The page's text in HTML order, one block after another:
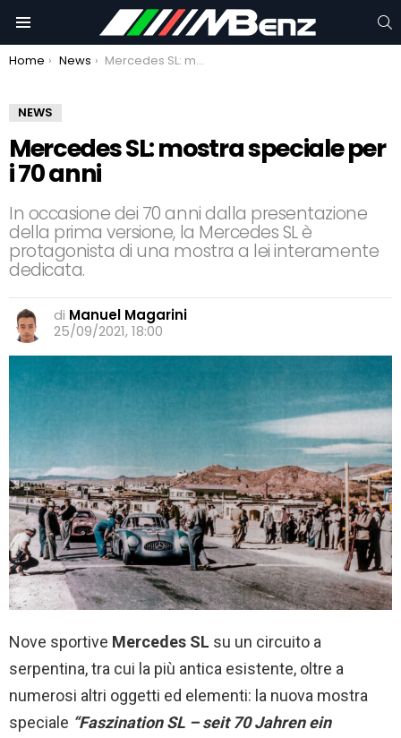
You are here:
Home News Mercedes SL: mostra speciale per i 70 anni
NEWS
Mercedes SL: mostra speciale per
i 70 anni
In occasione dei 70 anni dalla presentazione
della prima versione, la Mercedes SL è
protagonista di una mostra a lei interamente
dedicata.
di Manuel Magarini
25/09/2021, 18:00
Nove sportive Mercedes SL su un circuito a
serpentina, tra cui la più antica esistente, oltre a
numerosi altri oggetti ed elementi: la nuova mostra
speciale “Faszination SL – seit 70 Jahren ein